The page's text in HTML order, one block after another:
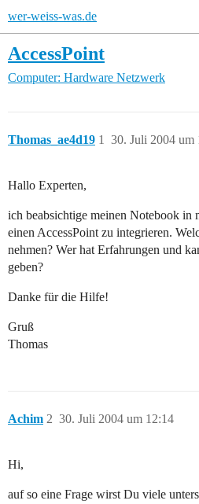
wer-weiss-was.de
AccessPoint
Computer: Hardware Netzwerk
Thomas_ae4d19 30. Juli 2004 um
1
Hallo Experten,
ich beabsichtige meinen Notebook in
einen AccessPoint zu integrieren.
nehmen? Wer hat Erfahrungen und
geben?
Danke für die Hilfe!
Gruß
Thomas
Achim 30. Juli 2004 um 12:14
2
Hi,
auf so eine Frage wirst Du viele